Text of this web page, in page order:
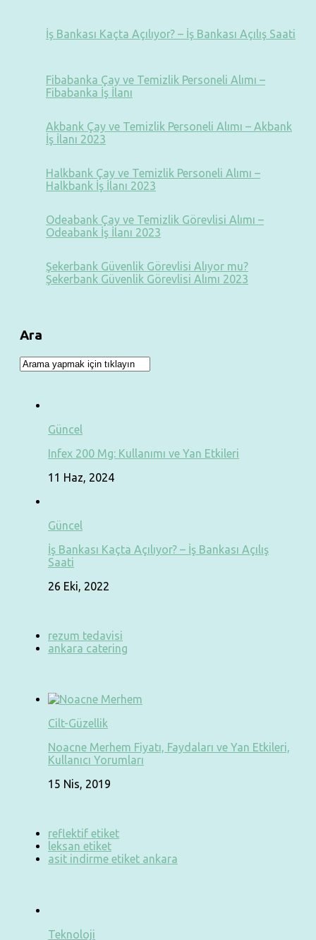
İş Bankası Kaçta Açılıyor? – İş Bankası Açılış Saati
Fibabanka Çay ve Temizlik Personeli Alımı –
Fibabanka İş İlanı
Akbank Çay ve Temizlik Personeli Alımı – Akbank
İş İlanı 2023
Halkbank Çay ve Temizlik Personeli Alımı –
Halkbank İş İlanı 2023
Odeabank Çay ve Temizlik Görevlisi Alımı –
Odeabank İş İlanı 2023
Şekerbank Güvenlik Görevlisi Alıyor mu?
Şekerbank Güvenlik Görevlisi Alımı 2023
Ara
Güncel
Infex 200 Mg: Kullanımı ve Yan Etkileri
11 Haz, 2024
Güncel
İş Bankası Kaçta Açılıyor? – İş Bankası Açılış
Saati
26 Eki, 2022
rezum tedavisi
ankara catering
Cilt-Güzellik
Noacne Merhem Fiyatı, Faydaları ve Yan Etkileri,
Kullanıcı Yorumları
15 Nis, 2019
reflektif etiket
leksan etiket
asit indirme etiket ankara
Teknoloji